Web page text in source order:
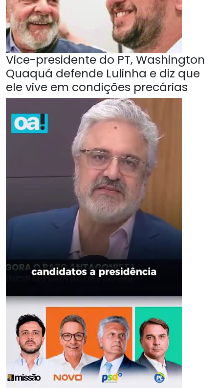
Vice-presidente do PT, Washington
Quaquá defende Lulinha e diz que
ele vive em condições precárias